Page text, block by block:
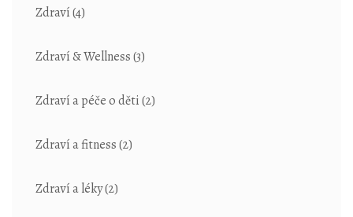
Zdraví(4)
Zdraví & Wellness(3)
Zdraví a péče o děti(2)
Zdraví a fitness(2)
Zdraví a léky(2)